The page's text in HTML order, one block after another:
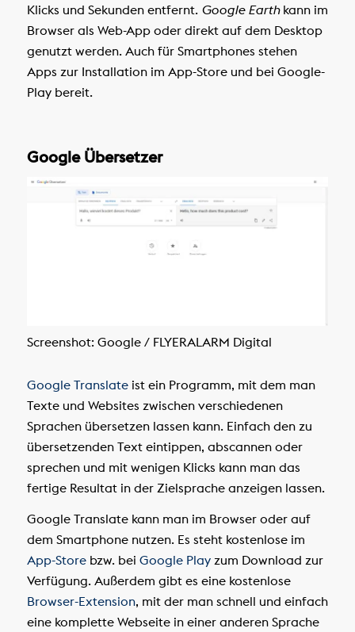
Klicks und Sekunden entfernt. Google Earthkann im
Browser als Web-App oder direkt auf dem Desktop
genutzt werden. Auch für Smartphones stehen
Apps zur Installation im App-Store und bei Google-
Play bereit.
Google Übersetzer
Screenshot: Google / FLYERALARM Digital
Google Translateist ein Programm, mit dem man
Texte und Websites zwischen verschiedenen
Sprachen übersetzen lassen kann. Einfach den zu
übersetzenden Text eintippen, abscannen oder
sprechen und mit wenigen Klicks kann man das
fertige Resultat in der Zielsprache anzeigen lassen.
Google Translate kann man im Browser oder auf
dem Smartphone nutzen. Es steht kostenlose im
App-Storebzw. bei Google Playzum Download zur
Verfügung. Außerdem gibt es eine kostenlose
Browser-Extension, mit der man schnell und einfach
eine komplette Webseite in einer anderen Sprache